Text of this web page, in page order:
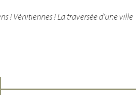
! Vénitiennes! La traversée d’une ville